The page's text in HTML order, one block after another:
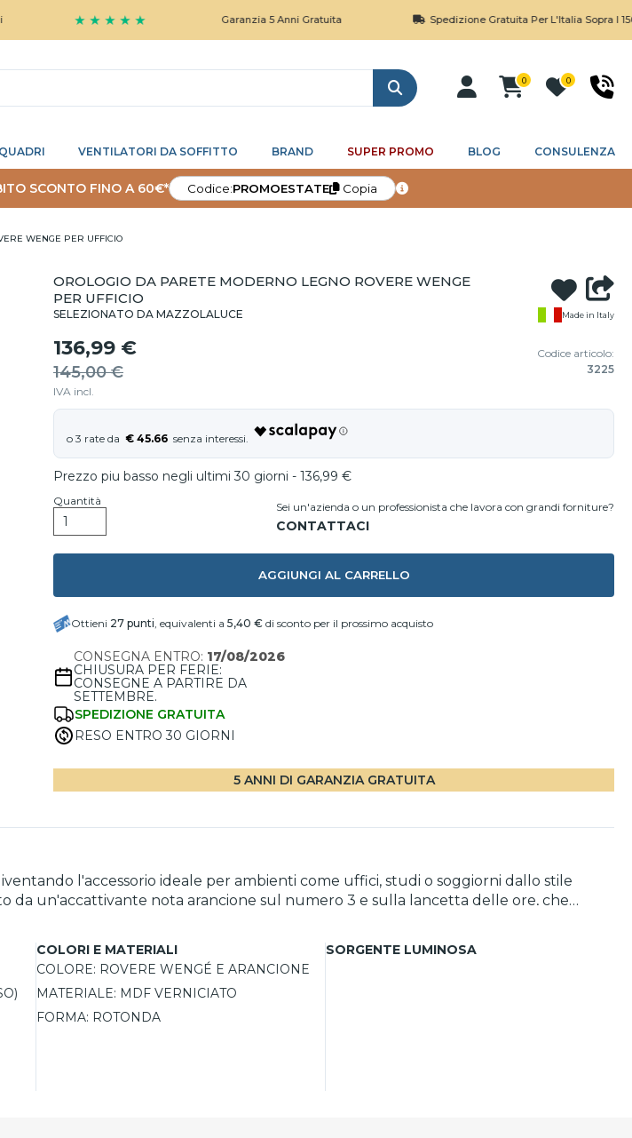
★ ★ ★ ★ ★ Garanzia 5 Anni Gratuita Spedizione Gratuita Per L'Italia Sopra I 150€
Cerca
0 0
QUADRI VENTILATORI DA SOFFITTO BRAND SUPER PROMO BLOG CONSULENZA
SCONTO FINO A 60€* Codice:PROMOESTATE Copia
WENGE PER UFFICIO
OROLOGIO DA PARETE MODERNO LEGNO ROVERE WENGE
PER UFFICIO
SELEZIONATO DA MAZZOLALUCE Made in Italy
136,99 €
145,00 €
IVA incl.
Codice articolo:
3225
€ 45.66
Prezzo piu basso negli ultimi 30 giorni - 136,99 €
Quantità Sei un'azienda o un professionista che lavora con grandi forniture?
AGGIUNGI AL CARRELLO
Ottieni 27 punti, equivalenti a 5,40 € di sconto per il prossimo acquisto
CONSEGNA ENTRO: 17/08/2026
CHIUSURA PER FERIE:
CONSEGNE A PARTIRE DA
SETTEMBRE.
SPEDIZIONE GRATUITA
RESO ENTRO 30 GIORNI
5 ANNI DI GARANZIA GRATUITA
l'accessorio ideale per ambienti come uffici, studi o soggiorni dallo stile
da un'accattivante nota arancione sul numero 3 e sulla lancetta delle ore, che
e discrezione. Questo orologio da parete particolare si distingue per
e alla batteria inclusi.
COLORI E MATERIALI
COLORE: ROVERE WENGÉ E ARANCIONE
MATERIALE: MDF VERNICIATO
FORMA: ROTONDA
SORGENTE LUMINOSA